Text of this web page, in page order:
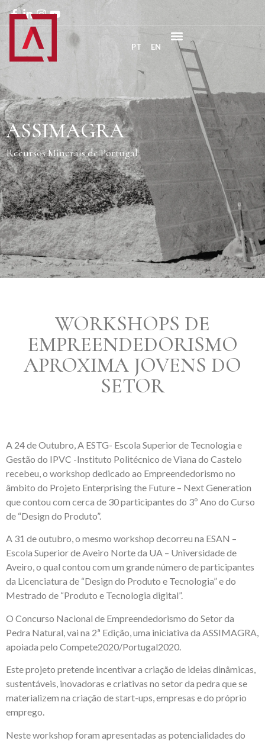
PT EN
ASSIMAGRA
Recursos Minerais de Portugal
WORKSHOPS DE
EMPREENDEDORISMO
APROXIMA JOVENS DO
SETOR
A 24 de Outubro, A ESTG- Escola Superior de Tecnologia e
Gestão do IPVC -Instituto Politécnico de Viana do Castelo
recebeu, o workshop dedicado ao Empreendedorismo no
âmbito do Projeto Enterprising the Future – Next Generation
que contou com cerca de 30 participantes do 3º Ano do Curso
de “Design do Produto”.
A 31 de outubro, o mesmo workshop decorreu na ESAN –
Escola Superior de Aveiro Norte da UA – Universidade de
Aveiro, o qual contou com um grande número de participantes
da Licenciatura de “Design do Produto e Tecnologia” e do
Mestrado de “Produto e Tecnologia digital”.
O Concurso Nacional de Empreendedorismo do Setor da
Pedra Natural, vai na 2ª Edição, uma iniciativa da ASSIMAGRA,
apoiada pelo Compete2020/Portugal2020.
Este projeto pretende incentivar a criação de ideias dinâmicas,
sustentáveis, inovadoras e criativas no setor da pedra que se
materializem na criação de start-ups, empresas e do próprio
emprego.
Neste workshop foram apresentadas as potencialidades do